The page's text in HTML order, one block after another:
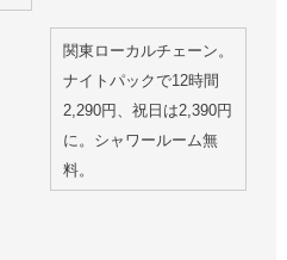
関東ローカルチェーン。
ナイトパックで12時間
2,290円、祝日は2,390円
に。シャワールーム無
料。